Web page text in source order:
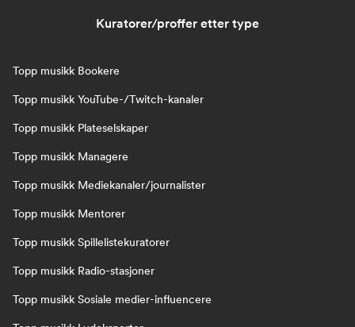
Kuratorer/proffer etter type
Topp musikk Bookere
Topp musikk YouTube-/Twitch-kanaler
Topp musikk Plateselskaper
Topp musikk Managere
Topp musikk Mediekanaler/journalister
Topp musikk Mentorer
Topp musikk Spillelistekuratorer
Topp musikk Radio-stasjoner
Topp musikk Sosiale medier-influencere